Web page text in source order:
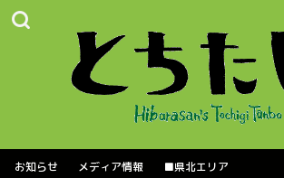
お知らせ メディア情報
■県北エリア